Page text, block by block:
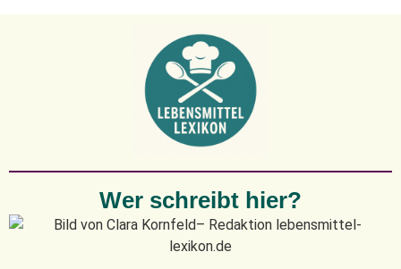
Wer schreibt hier?